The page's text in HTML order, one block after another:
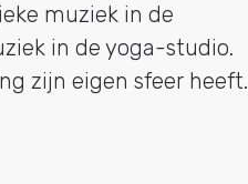
muziek in de
in de yoga-studio.
zijn eigen sfeer heeft.